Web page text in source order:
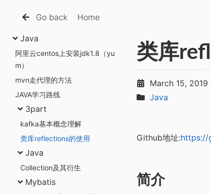
Go back Home
Java
阿里云centos上安装jdk1.8（yu
m）
mvn走代理的方法
JAVA学习路线
3part
kafka基本概念理解
类库reflections的使用
Java
Collection及其衍生
Mybatis
类库
March 15, 2019
Java
Github地址:https://
简介